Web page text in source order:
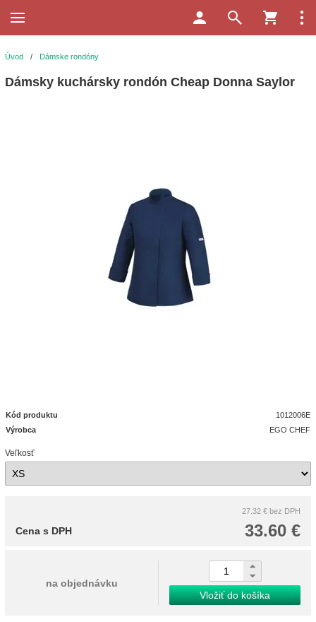
Úvod / Dámske rondóny
Dámsky kuchársky rondón Cheap Donna Saylor
Kód produktu
1012006E
Výrobca
EGO CHEF
Veľkosť
27.32 € bez DPH
33.60 €
Cena s DPH
na objednávku
Vložiť do košíka